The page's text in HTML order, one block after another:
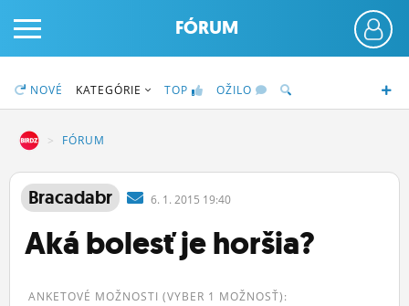
PRIHLÁS SA
ČINŽIAK
FÓRUM
NOVÉ KATEGÓRIE TOP OŽILO
FÓRUM
Bracadabr 6. 1. 2015 19:40
Aká bolesť je horšia?
ANKETOVÉ MOŽNOSTI (VYBER 1 MOŽNOSŤ):